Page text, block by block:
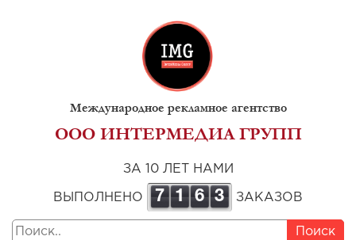
Международное рекламное агентство
ООО ИНТЕРМЕДИА ГРУПП
ЗА 10 ЛЕТ НАМИ
ВЫПОЛНЕНО 7 1 6 3 ЗАКАЗОВ
Поиск